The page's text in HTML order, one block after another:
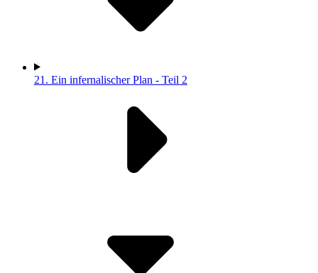
21. Ein infernalischer Plan - Teil 2